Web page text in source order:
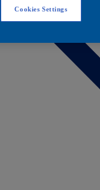
Cookies Settings